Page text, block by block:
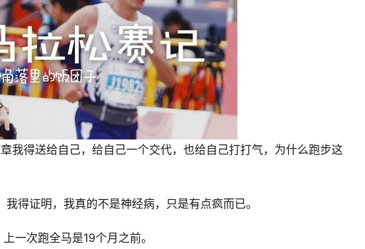
我得送给自己，给自己一个交代，也给自己打打气，为什么跑步这
得证明，我真的不是神经病，只是有点疯而已。
一次跑全马是19个月之前。